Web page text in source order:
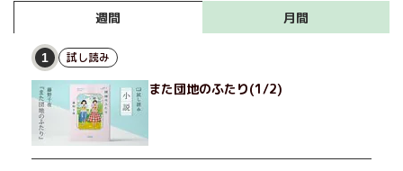
週間 月間
1 試し読み
また団地のふたり(1/2)